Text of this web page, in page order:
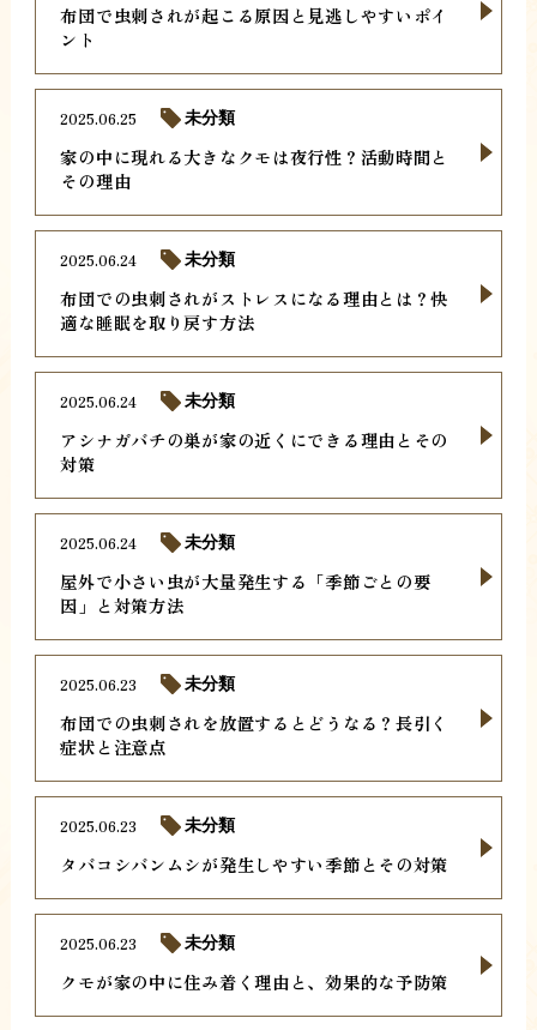
布団で虫刺されが起こる原因と見逃しやすいポイ
ント
家の中に現れる大きなクモは夜行性？活動時間と
その理由
2025.06.25 未分類
布団での虫刺されがストレスになる理由とは？快
適な睡眠を取り戻す方法
2025.06.24 未分類
アシナガバチの巣が家の近くにできる理由とその
対策
2025.06.24 未分類
屋外で小さい虫が大量発生する「季節ごとの要
因」と対策方法
2025.06.24 未分類
布団での虫刺されを放置するとどうなる？長引く
症状と注意点
2025.06.23 未分類
タバコシバンムシが発生しやすい季節とその対策
2025.06.23 未分類
クモが家の中に住み着く理由と、効果的な予防策
2025.06.23 未分類